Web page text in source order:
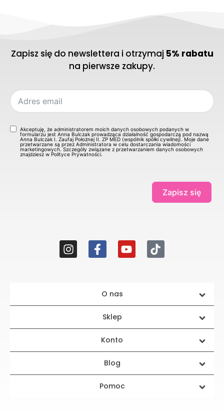
Zapisz się do newslettera i otrzymaj 5% rabatu
na pierwsze zakupy.
Akceptuję, że administratorem moich danych osobowych podanych w
formularzu jest Anna Bulczak prowadząca działalność gospodarczą pod nazwą
Anna Bulczak I. Zaufaj Położnej II. ZP MED (wspólnik spółki cywilnej). Moje dane
przetwarzane są przez Administratora w celu dostarczania wiadomości
marketingowych. Szczegóły związane z przetwarzaniem danych osobowych
znajdziesz w Polityce Prywatności.
Zapisz się
O nas
Sklep
Konto
Blog
Pomoc